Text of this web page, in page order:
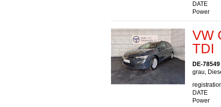
DATE
Power
VW
TDI
DE-
grau,
DATE
Power